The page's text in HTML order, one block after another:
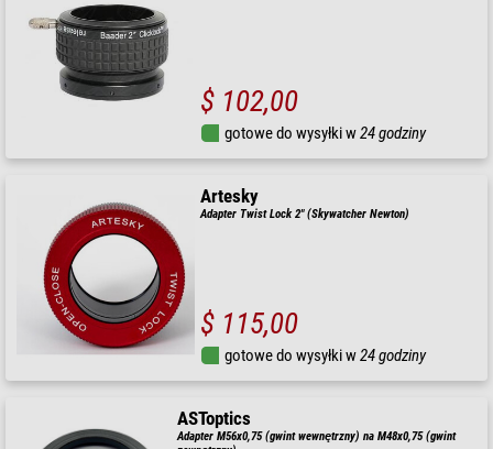
$ 102,00
gotowe do wysyłki w24 godziny
Artesky
Adapter Twist Lock 2" (Skywatcher Newton)
$ 115,00
gotowe do wysyłki w24 godziny
ASToptics
Adapter M56x0,75 (gwint wewnętrzny) na M48x0,75 (gwint